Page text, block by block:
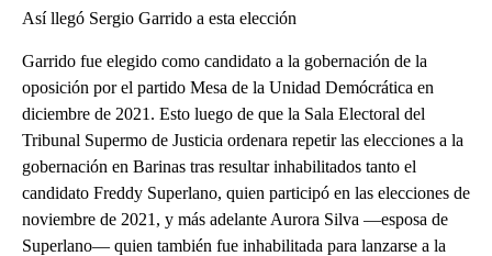
Así llegó Sergio Garrido a esta elección
Garrido fue elegido como candidato a la gobernación de la
oposición por el partido Mesa de la Unidad Demócrática en
diciembre de 2021. Esto luego de que la Sala Electoral del
Tribunal Supermo de Justicia ordenara repetir las elecciones a la
gobernación en Barinas tras resultar inhabilitados tanto el
candidato Freddy Superlano, quien participó en las elecciones de
noviembre de 2021, y más adelante Aurora Silva —esposa de
Superlano— quien también fue inhabilitada para lanzarse a la